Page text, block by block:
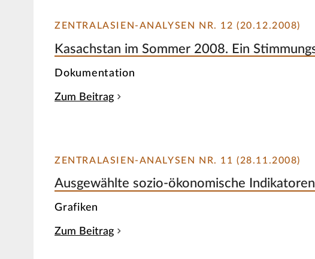
ZENTRALASIEN-ANALYSEN NR. 12 (20.12.2008)
Kasachstan im Sommer 2008. Ein
Dokumentation
Zum Beitrag
ZENTRALASIEN-ANALYSEN NR. 11 (28.11.2008)
Ausgewählte sozio-ökonomische
Grafiken
Zum Beitrag